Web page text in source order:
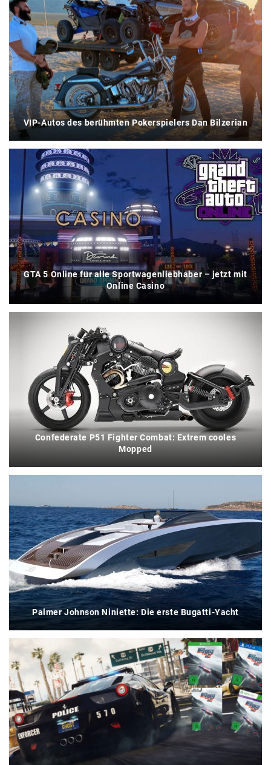
VIP-Autos des berühmten Pokerspielers Dan Bilzerian
GTA 5 Online für alle Sportwagenliebhaber – jetzt mit
Online Casino
Confederate P51 Fighter Combat: Extrem cooles
Mopped
Palmer Johnson Niniette: Die erste Bugatti-Yacht